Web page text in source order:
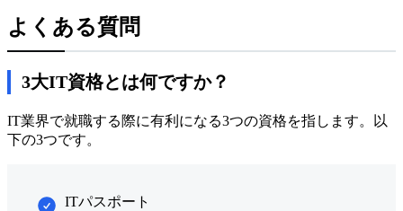
よくある質問
3大IT資格とは何ですか？
IT業界で就職する際に有利になる3つの資格を指します。以
下の3つです。
ITパスポート